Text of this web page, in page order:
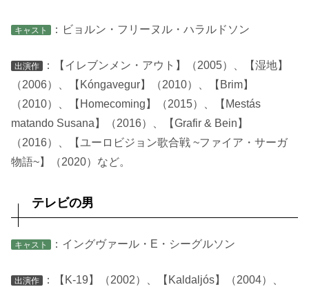
キャスト ：ビョルン・フリーヌル・ハラルドソン
出演作
：【イレブンメン・アウト】（2005）、【湿地】
（2006）、【Kóngavegur】（2010）、【Brim】
（2010）、【Homecoming】（2015）、【Mestás
matando Susana】（2016）、【Grafir & Bein】
（2016）、【ユーロビジョン歌合戦 ~ファイア・サーガ
物語~】（2020）など。
テレビの男
キャスト ：イングヴァール・E・シーグルソン
出演作
：【K-19】（2002）、【Kaldaljós】（2004）、